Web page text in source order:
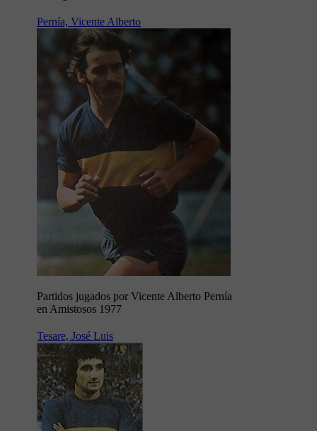
Pernía, Vicente Alberto
Partidos jugados por Vicente Alberto Pernía
en Amistosos 1977
Tesare, José Luis